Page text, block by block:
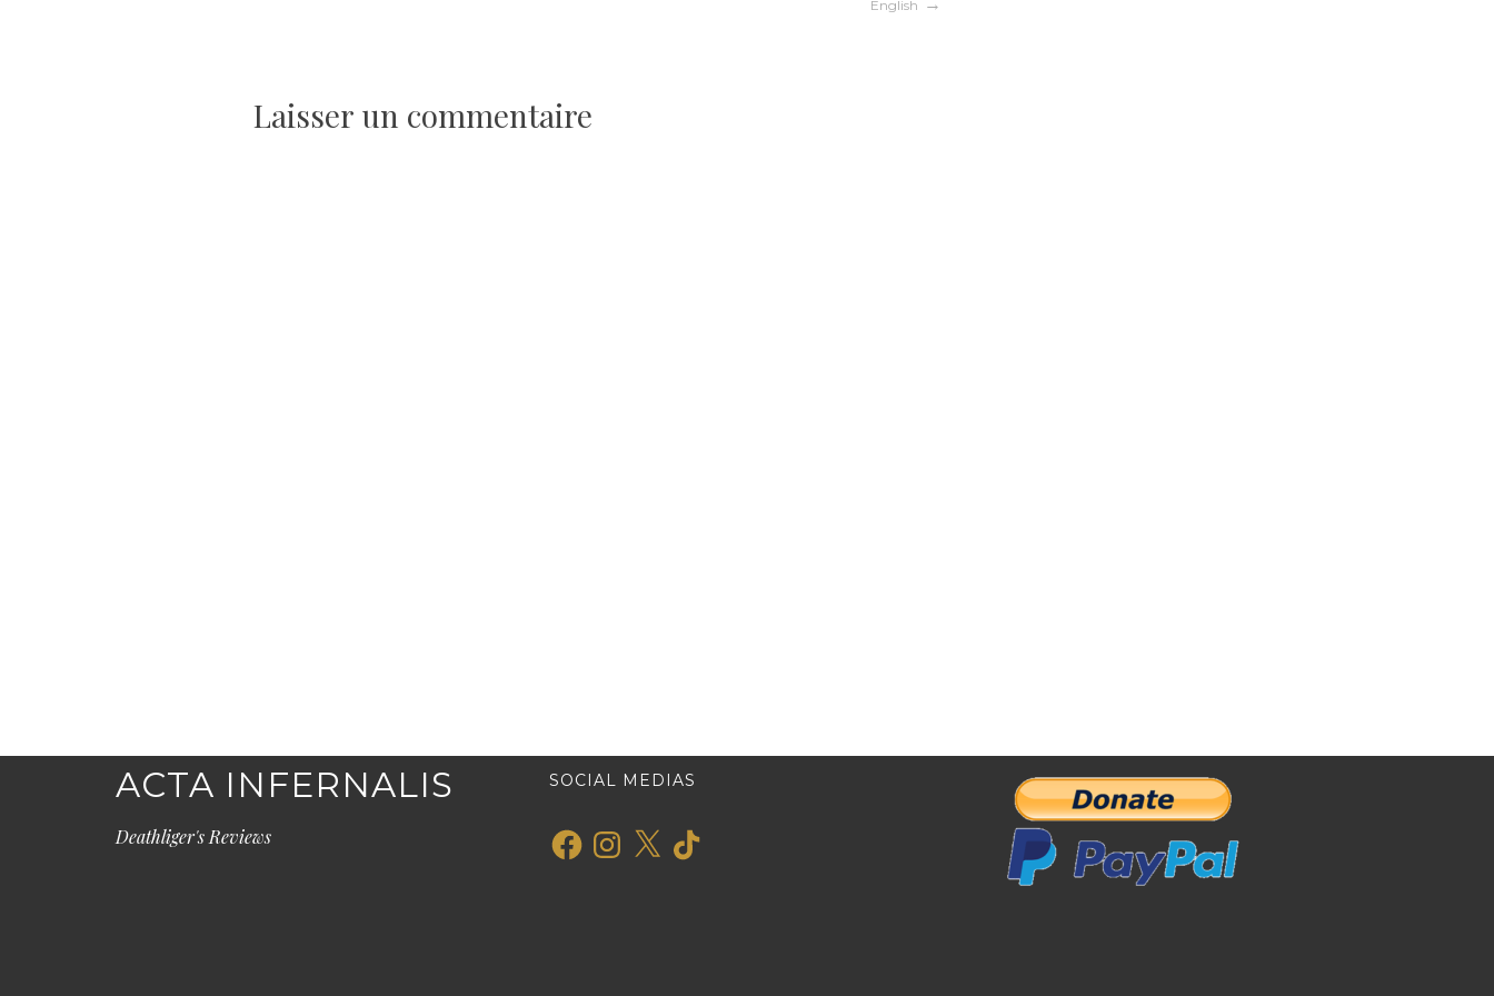
l’article
English
Laisser un commentaire
ACTA INFERNALIS
Deathliger's Reviews
SOCIAL MEDIAS
FacebookInstagram
X TikTok